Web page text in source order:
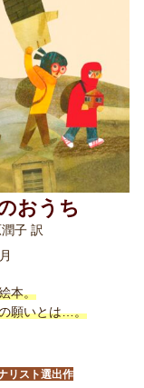
おうち
子 訳
月
本。
願いとは…。
リスト選出作